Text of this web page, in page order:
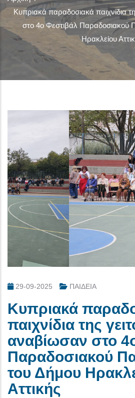
Κυπριακά παραδοσιακά παιχνίδια
στο 4ο Φεστιβάλ Παραδοσιακού
Ηρακλείου
29-09-2025 ΠΑΙΔΕΙΑ
Κυπριακά
παιχνίδια της
αναβίωσαν στο
Παραδοσιακού
του Δήμου
Αττικής